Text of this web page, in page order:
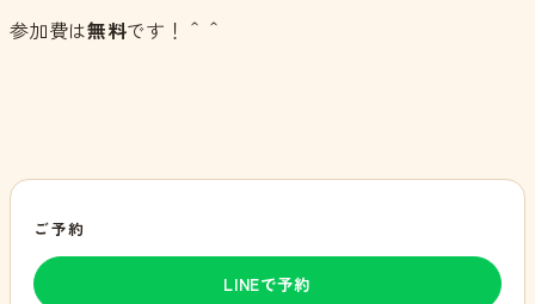
参加費は無料です！＾＾
ご予約
LINEで予約